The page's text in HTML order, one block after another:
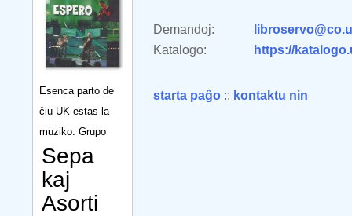
Esenca parto de
ĉiu UK estas la
muziko. Grupo
Sepa
kaj
Asorti
Demandoj:
Katalogo:
https://
starta paĝo :: kontaktu nin